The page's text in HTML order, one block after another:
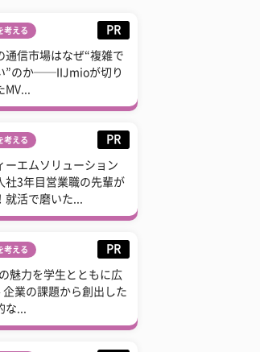
考える PR
通信市場はなぜ“複雑で
”のか──IIJmioが切り
考える PR
ーエムソリューション
社3年目営業職の先輩が
就活で磨いた...
考える PR
魅力を学生とともに広
企業の課題から創出した
な...